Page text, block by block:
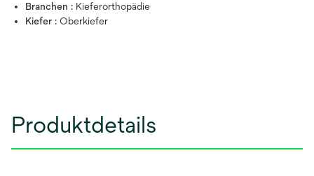
Branchen : Kieferorthopädie
Kiefer : Oberkiefer
Produktdetails